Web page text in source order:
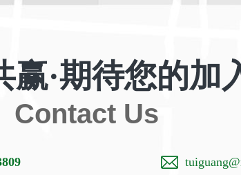
赢·期待您的加
Contact Us